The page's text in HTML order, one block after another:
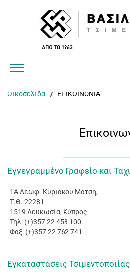
Οικοσελίδα ΕΠΙΚΟΙΝΩΝΙΑ
Εγγεγραμμένο Γραφείο και
1Α Λεωφ. Κυριάκου Μάτση,
Τ.Θ. 22281
1519 Λευκωσία, Κύπρος
Τηλ: (+)357 22 458 100
Φάξ: (+)357 22 762 741
Εγκαταστάσεις